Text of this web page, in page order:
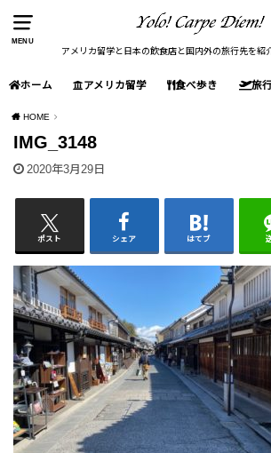
MENU
アメリカ留学と日本の飲食店と国内外の旅行先を紹
ホーム アメリカ留学 食べ歩き 旅
HOME
IMG_3148
2020年3月29日
ポスト シェア はてブ